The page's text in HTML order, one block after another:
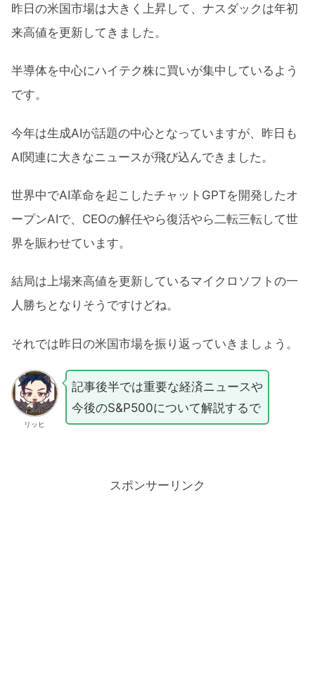
昨日の米国市場は大きく上昇して、ナスダックは年初
来高値を更新してきました。
半導体を中心にハイテク株に買いが集中しているよう
です。
今年は生成AIが話題の中心となっていますが、昨日も
AI関連に大きなニュースが飛び込んできました。
世界中でAI革命を起こしたチャットGPTを開発したオ
ープンAIで、CEOの解任やら復活やら二転三転して世
界を賑わせています。
結局は上場来高値を更新しているマイクロソフトの一
人勝ちとなりそうですけどね。
それでは昨日の米国市場を振り返っていきましょう。
リッヒ
記事後半では重要な経済ニュースや
今後のS&P500について解説するで
スポンサーリンク